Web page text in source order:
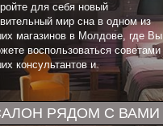
для себя новый
мир сна в одном из
магазинов в Молдове, где Вы
воспользоваться советами
консультантов и
понравившиеся
РЯДОМ С ВАМИ